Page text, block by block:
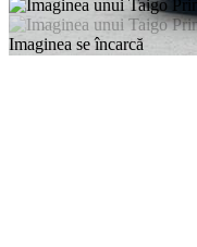
Imaginea se încarcă